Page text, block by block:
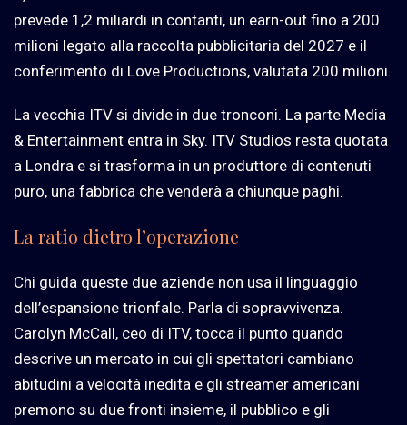
prevede 1,2 miliardi in contanti, un earn-out fino a 200
milioni legato alla raccolta pubblicitaria del 2027 e il
conferimento di Love Productions, valutata 200 milioni.
La vecchia ITV si divide in due tronconi. La parte Media
& Entertainment entra in Sky. ITV Studios resta quotata
a Londra e si trasforma in un produttore di contenuti
puro, una fabbrica che venderà a chiunque paghi.
La ratio dietro l’operazione
Chi guida queste due aziende non usa il linguaggio
dell’espansione trionfale. Parla di sopravvivenza.
Carolyn McCall, ceo di ITV, tocca il punto quando
descrive un mercato in cui gli spettatori cambiano
abitudini a velocità inedita e gli streamer americani
premono su due fronti insieme, il pubblico e gli